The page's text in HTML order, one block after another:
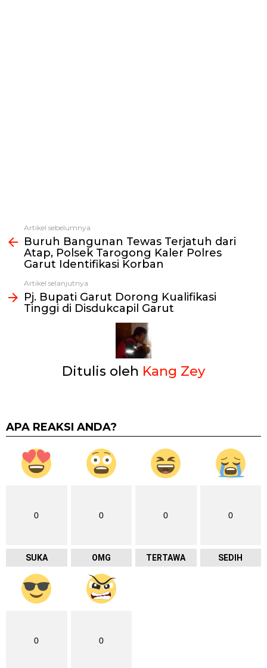
Lihat
selengkapnya
Artikel sebelumnya
Buruh Bangunan Tewas Terjatuh dari
Atap, Polsek Tarogong Kaler Polres
Garut Identifikasi Korban
Artikel selanjutnya
Pj. Bupati Garut Dorong Kualifikasi
Tinggi di Disdukcapil Garut
Ditulis oleh Kang Zey
APA REAKSI ANDA?
0
SUKA
0
OMG
0
TERTAWA
0
SEDIH
0 0